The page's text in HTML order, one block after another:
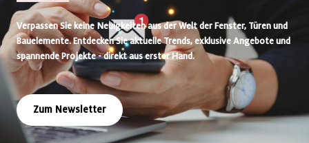
Verpassen Sie keine Neuigkeiten aus der Welt der Fenster, Türen und
Bauelemente. Entdecken Sie aktuelle Trends, exklusive Angebote und
spannende Projekte - direkt aus erster Hand.
Zum Newsletter